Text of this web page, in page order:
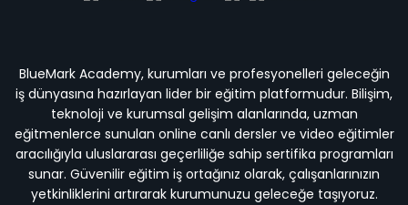
BlueMark Academy, kurumları ve profesyonelleri geleceğin
iş dünyasına hazırlayan lider bir eğitim platformudur. Bilişim,
teknoloji ve kurumsal gelişim alanlarında, uzman
eğitmenlerce sunulan online canlı dersler ve video eğitimler
aracılığıyla uluslararası geçerliliğe sahip sertifika programları
sunar. Güvenilir eğitim iş ortağınız olarak, çalışanlarınızın
yetkinliklerini artırarak kurumunuzu geleceğe taşıyoruz.